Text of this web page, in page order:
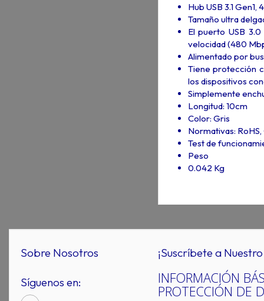
Hub USB 3.1 Gen1,
Tamaño ultra
El puerto USB
velocidad (480
Alimentado por
Tiene protección
los dispositivos
Simplemente
Longitud: 10cm
Color: Gris
Normativas: RoHS,
Test de
Peso
0.042 Kg
Sobre Nosotros
Síguenos en:
¡Suscríbete a
INFORMACIÓN
PROTECCIÓN DE